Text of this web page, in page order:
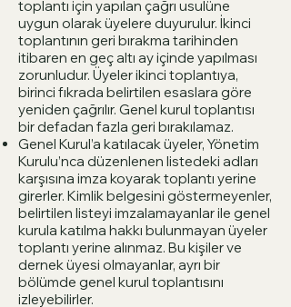
toplantı için yapılan çağrı usulüne
uygun olarak üyelere duyurulur. İkinci
toplantının geri bırakma tarihinden
itibaren en geç altı ay içinde yapılması
zorunludur. Üyeler ikinci toplantıya,
birinci fıkrada belirtilen esaslara göre
yeniden çağrılır. Genel kurul toplantısı
bir defadan fazla geri bırakılamaz.
Genel Kurul’a katılacak üyeler, Yönetim
Kurulu’nca düzenlenen listedeki adları
karşısına imza koyarak toplantı yerine
girerler. Kimlik belgesini göstermeyenler,
belirtilen listeyi imzalamayanlar ile genel
kurula katılma hakkı bulunmayan üyeler
toplantı yerine alınmaz. Bu kişiler ve
dernek üyesi olmayanlar, ayrı bir
bölümde genel kurul toplantısını
izleyebilirler.